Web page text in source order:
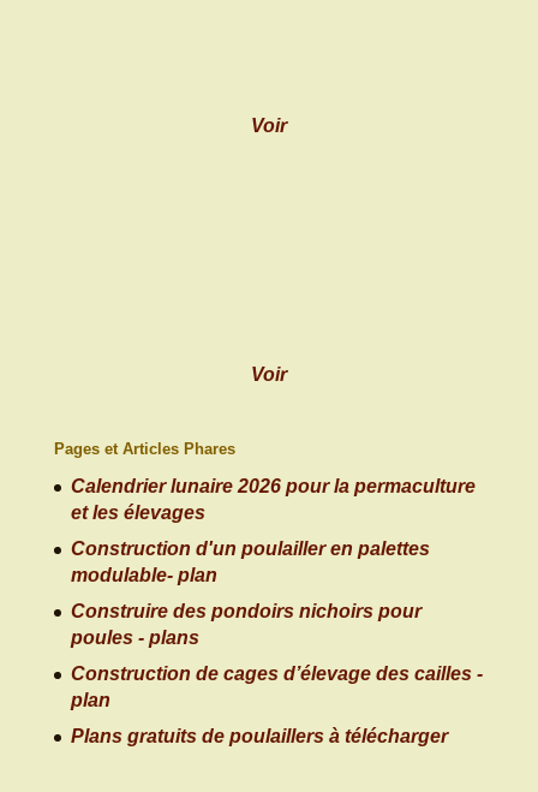
Voir
Voir
Pages et Articles Phares
Calendrier lunaire 2026 pour la permaculture
et les élevages
Construction d'un poulailler en palettes
modulable- plan
Construire des pondoirs nichoirs pour
poules - plans
Construction de cages d’élevage des cailles -
plan
Plans gratuits de poulaillers à télécharger